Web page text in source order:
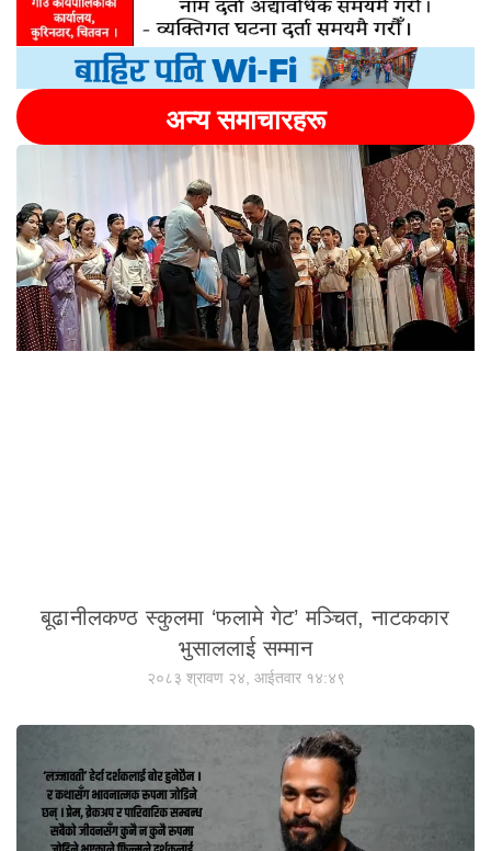
अन्य समाचारहरू
बूढानीलकण्ठ स्कुलमा ‘फलामे गेट’ मञ्चित, नाटककार
भुसाललाई सम्मान
२०८३ श्रावण २४, आईतवार १४:४९